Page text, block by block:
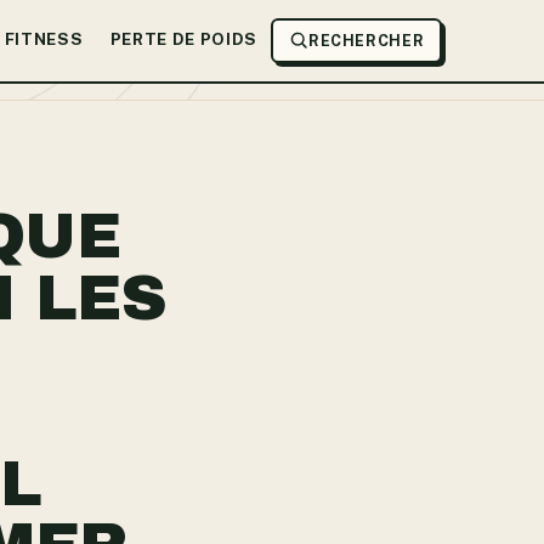
FITNESS PERTE DE POIDS RECHERCHER
LES